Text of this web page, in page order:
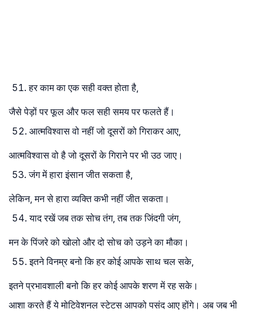
हर काम का एक सही वक्त होता है,
जैसे पेड़ों पर फूल और फल सही समय पर फलते हैं।
आत्मविश्वास वो नहीं जो दूसरों को गिराकर आए,
आत्मविश्वास वो है जो दूसरों के गिराने पर भी उठ जाए।
जंग में हारा इंसान जीत सकता है,
लेकिन, मन से हारा व्यक्ति कभी नहीं जीत सकता।
याद रखें जब तक सोच तंग, तब तक जिंदगी जंग,
मन के पिंजरे को खोलो और दो सोच को उड़ने का मौका।
इतने विनम्र बनो कि हर कोई आपके साथ चल सके,
इतने प्रभावशाली बनो कि हर कोई आपके शरण में रह सके।
आशा करते हैं ये मोटिवेशनल स्टेटस आपको पसंद आए होंगे। अब जब भी